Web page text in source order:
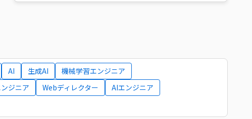
AI 生成AI
機械学習エンジニア
ジニア Webディレクター
AIエンジニア